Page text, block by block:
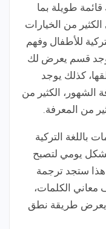
طويلة بما
من الخيارات
للأطفال وفهم
قسم يعرض لك
كذلك يوجد
الشهور، الكثير من
من المعرفة.
باللغة التركية
يومي لتصبح
هذا ستجد ترجمة
معاني الكلمات،
يعرض طريقة نطق